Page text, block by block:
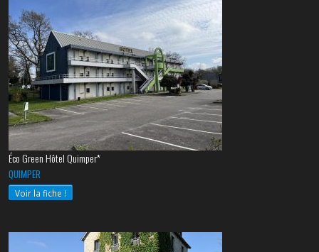
Éco Green Hôtel Quimper*
QUIMPER
Voir la fiche !